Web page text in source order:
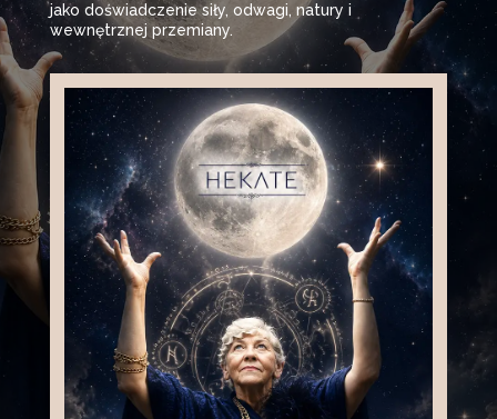
jako doświadczenie siły, odwagi, natury i
wewnętrznej przemiany.